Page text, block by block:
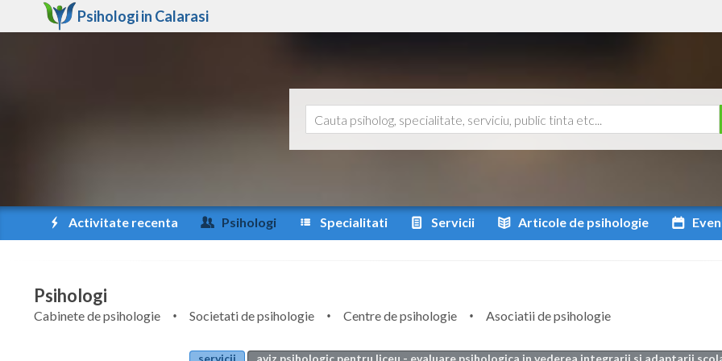
Psihologi in Calarasi
Activitate recenta Psihologi Specialitati Servicii Articole de psihologie
Psihologi
Cabinete de psihologie Societati de psihologie Centre de psihologie
Asociatii de psihologie
servicii
aviz psihologic pentru liceu - evaluare psihologica in vederea integrarii si adaptarii